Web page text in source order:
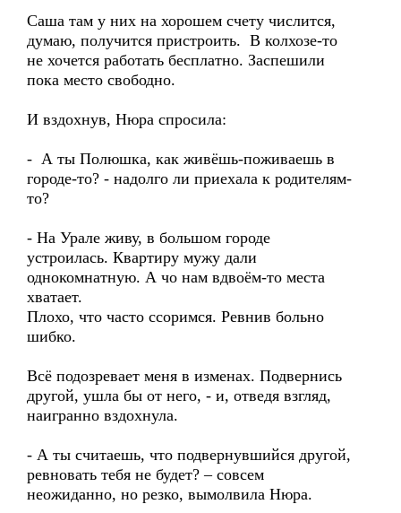
Саша там у них на хорошем счету числится,
думаю, получится пристроить. В колхозе-то
не хочется работать бесплатно. Заспешили
пока место свободно.
И вздохнув, Нюра спросила:
- А ты Полюшка, как живёшь-поживаешь в
городе-то? - надолго ли приехала к родителям-
то?
- На Урале живу, в большом городе
устроилась. Квартиру мужу дали
однокомнатную. А чо нам вдвоём-то места
хватает.
Плохо, что часто ссоримся. Ревнив больно
шибко.
Всё подозревает меня в изменах. Подвернись
другой, ушла бы от него, - и, отведя взгляд,
наигранно вздохнула.
- А ты считаешь, что подвернувшийся другой,
ревновать тебя не будет? – совсем
неожиданно, но резко, вымолвила Нюра.